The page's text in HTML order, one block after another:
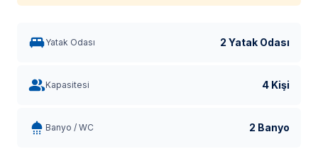
Yatak Odası 2 Yatak Odası
Kapasitesi 4 Kişi
Banyo / WC 2 Banyo